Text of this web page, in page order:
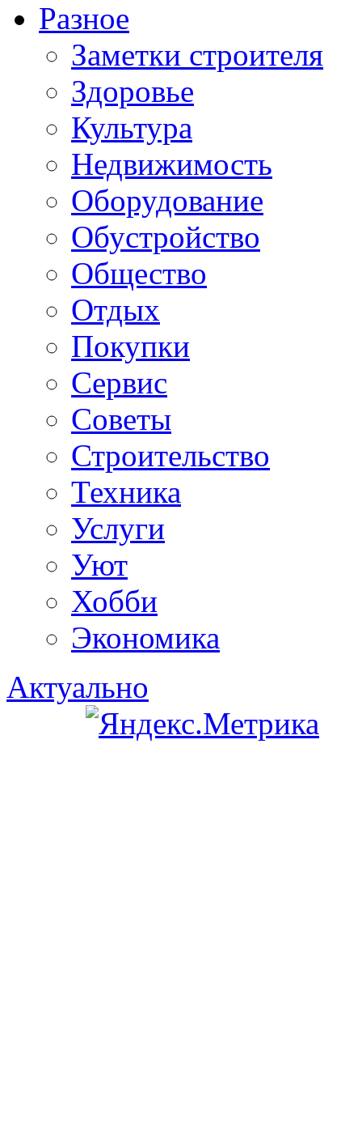
Разное
Заметки строителя
Здоровье
Культура
Недвижимость
Оборудование
Обустройство
Общество
Отдых
Покупки
Сервис
Советы
Строительство
Техника
Услуги
Уют
Хобби
Экономика
Актуально